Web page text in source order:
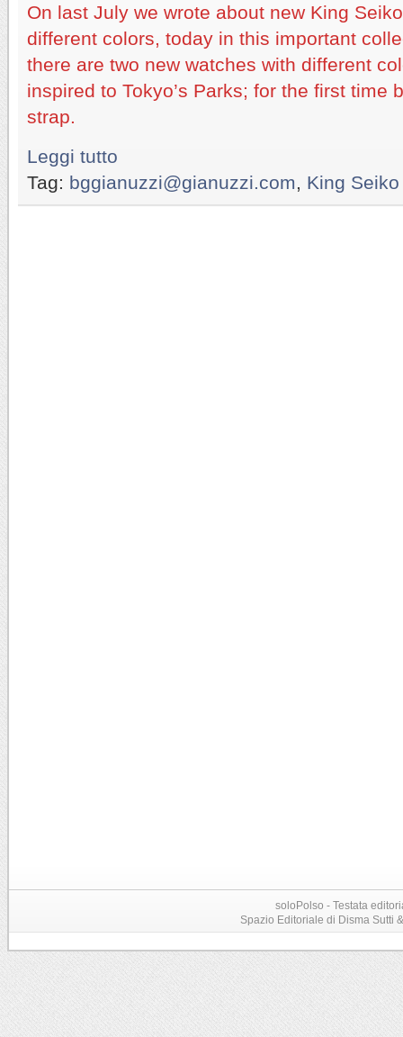
On last July we wrote about new King
different colors, today in this important
there are two new watches with different
inspired to Tokyo’s Parks; for the first time
strap.
Leggi tutto
Tag: bggianuzzi@gianuzzi.com King
soloPolso - Testata
Spazio Editoriale di Disma Sutti